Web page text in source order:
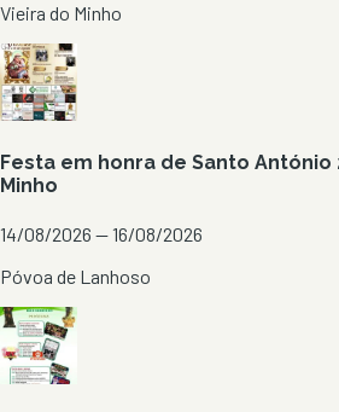
Vieira do Minho
Festa em honra de Santo António
Minho
14/08/2026 — 16/08/2026
Póvoa de Lanhoso